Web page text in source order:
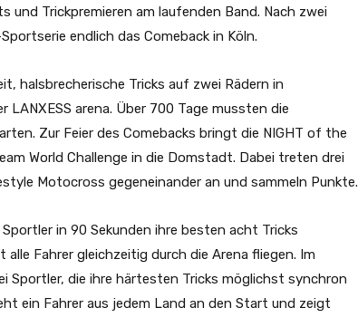
und Trickpremieren am laufenden Band. Nach zwei
endlich das Comeback in Köln.
halsbrecherische Tricks auf zwei Rädern in
arena. Über 700 Tage mussten die
Zur Feier des Comebacks bringt die NIGHT of the
World Challenge in die Domstadt. Dabei treten drei
Motocross gegeneinander an und sammeln Punkte.
in 90 Sekunden ihre besten acht Tricks
Fahrer gleichzeitig durch die Arena fliegen. Im
Sportler, die ihre härtesten Tricks möglichst synchron
ein Fahrer aus jedem Land an den Start und zeigt